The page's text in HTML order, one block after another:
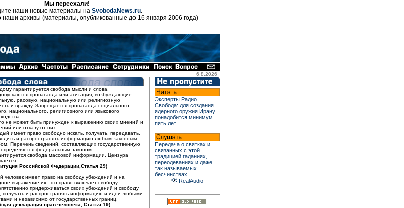
Мы переехали!
наши новые материалы на SvobodaNews.ru.
наши архивы (материалы, опубликованные до 16 января 2006 года)
6.8.2026
гарантируется свобода мысли и слова.
пропаганда или агитация, возбуждающие
расовую, национальную или религиозную
и вражду. Запрещается пропаганда социального,
национального, религиозного или языкового
не может быть принужден к выражению своих мнений и
или отказу от них.
имеет право свободно искать, получать, передавать,
и распространять информацию любым законным
Перечень сведений, составляющих государственную
определяется федеральным законом.
свобода массовой информации. Цензура
Российской Федерации,Статья 29)
человек имеет право на свободу убеждений и на
выражение их; это право включает свободу
придерживаться своих убеждений и свободу
получать и распространять информацию и идеи любыми
и независимо от государственных границ.
декларация прав человека, Статья 19)
Эксперты Радио
Свобода: для создания
ядерного оружия Ирану
понадобится минимум
пять лет
Передача о святках и
связанных с этой
традицией гаданиях,
переодеваниях и даже
так называемых
бесчинствах
RealAudio